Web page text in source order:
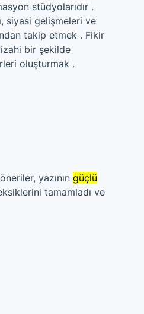
stüdyolarıdır .
siyasi gelişmeleri ve
takip etmek . Fikir
bir şekilde
oluşturmak .
yazının güçlü
tamamladı ve